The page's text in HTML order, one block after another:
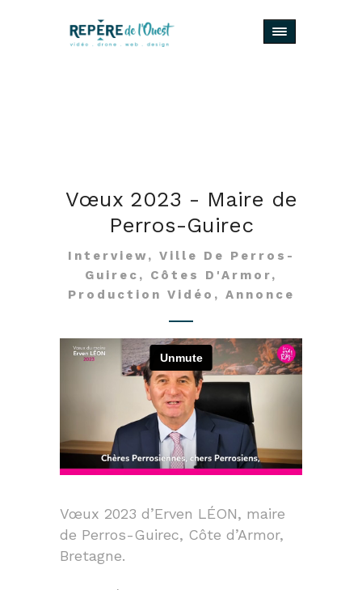
Vœux 2023 - Maire de
Perros-Guirec
Interview, Ville De Perros-
Guirec, Côtes D'Armor,
Production Vidéo, Annonce
Vœux 2023 d’Erven LÉON, maire
de Perros-Guirec, Côte d’Armor,
Bretagne.